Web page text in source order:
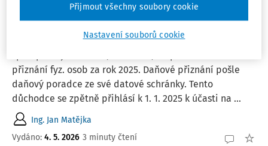
Spolupracující osoba bez datové schránky a
způsoby podání
Daňový poradce bude podávat na FÚ plnou moc pro
přiznání fyz. osob za rok 2025. Daňové přiznání pošle
daňový poradce ze své datové schránky. Tento
důchodce se zpětně přihlásí k 1. 1. 2025 k účasti na ...
Ing. Jan Matějka
Vydáno: 4. 5. 2026 3 minuty čtení
Nastavení souborů cookie
Přijmout všechny soubory cookie